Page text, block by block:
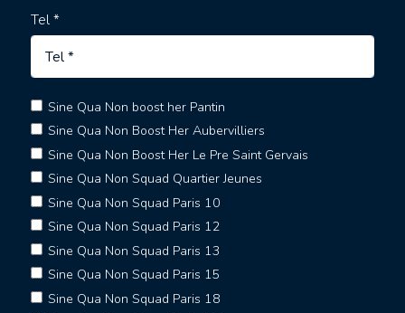
Tel *
Sine Qua Non boost her Pantin
Sine Qua Non Boost Her Aubervilliers
Sine Qua Non Boost Her Le Pre Saint Gervais
Sine Qua Non Squad Quartier Jeunes
Sine Qua Non Squad Paris 10
Sine Qua Non Squad Paris 12
Sine Qua Non Squad Paris 13
Sine Qua Non Squad Paris 15
Sine Qua Non Squad Paris 18